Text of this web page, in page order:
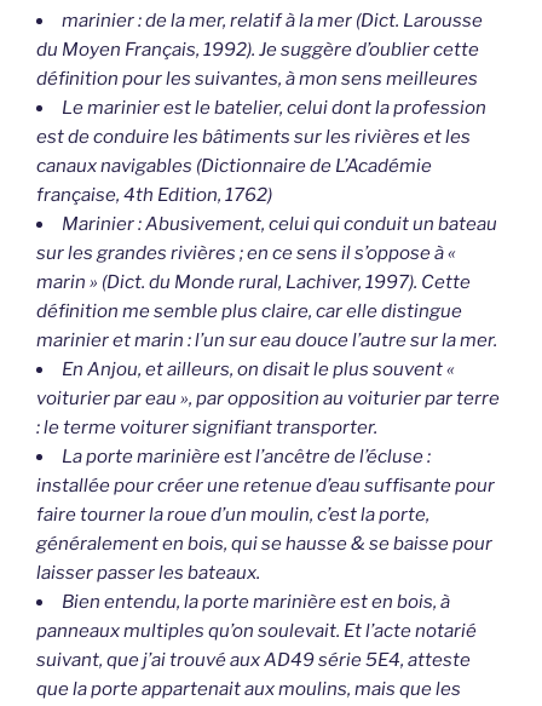
marinier : de la mer, relatif à la mer (Dict. Larousse
du Moyen Français, 1992). Je suggère d’oublier cette
définition pour les suivantes, à mon sens meilleures
Le marinier est le batelier, celui dont la profession
est de conduire les bâtiments sur les rivières et les
canaux navigables (Dictionnaire de L’Académie
française, 4th Edition, 1762)
Marinier : Abusivement, celui qui conduit un bateau
sur les grandes rivières ; en ce sens il s’oppose à «
marin » (Dict. du Monde rural, Lachiver, 1997). Cette
définition me semble plus claire, car elle distingue
marinier et marin : l’un sur eau douce l’autre sur la mer.
En Anjou, et ailleurs, on disait le plus souvent «
voiturier par eau », par opposition au voiturier par terre
: le terme voiturer signifiant transporter.
La porte marinière est l’ancêtre de l’écluse :
installée pour créer une retenue d’eau suffisante pour
faire tourner la roue d’un moulin, c’est la porte,
généralement en bois, qui se hausse & se baisse pour
laisser passer les bateaux.
Bien entendu, la porte marinière est en bois, à
panneaux multiples qu’on soulevait. Et l’acte notarié
suivant, que j’ai trouvé aux AD49 série 5E4, atteste
que la porte appartenait aux moulins, mais que les